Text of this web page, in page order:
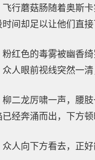
飞行蘑菇肠随着奥斯
时间却足以让他们直接
粉红色的毒雾被幽香
众人眼前视线突然一
柳二龙厉啸一声，腰
已经奔涌而出，下方
众人向下方看去，正